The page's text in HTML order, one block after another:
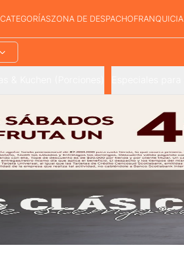
CATEGORÍASZONA DE DESPACHOFRANQUICIA